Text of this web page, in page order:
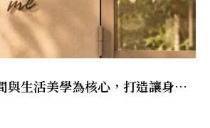
與生活美學為核心，打造讓身心